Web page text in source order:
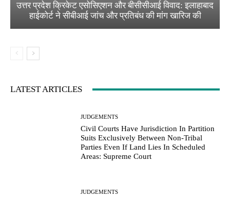
उत्तर प्रदेश क्रिकेट एसोसिएशन और बीसीसीआई विवाद: इलाहाबाद
हाईकोर्ट ने सीबीआई जांच और प्रतिबंध की मांग खारिज की
LATEST ARTICLES
JUDGEMENTS
Civil Courts Have Jurisdiction In Partition
Suits Exclusively Between Non-Tribal
Parties Even If Land Lies In Scheduled
Areas: Supreme Court
JUDGEMENTS